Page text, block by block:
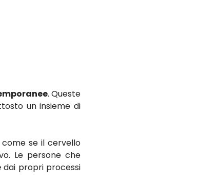
. Queste
un insieme di
se il cervello
Le persone che
dai propri processi